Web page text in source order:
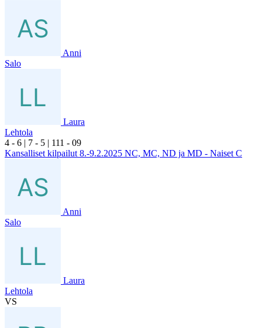
Anni
Salo
Laura
Lehtola
4 - 6 | 7 - 5 | 111 - 09
Kansalliset kilpailut 8.-9.2.2025 NC, MC, ND ja MD - Naiset C
Anni
Salo
Laura
Lehtola
VS